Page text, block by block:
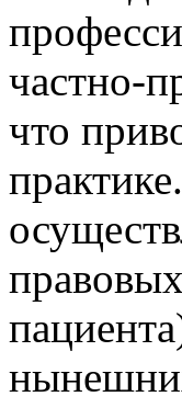
частно-
что